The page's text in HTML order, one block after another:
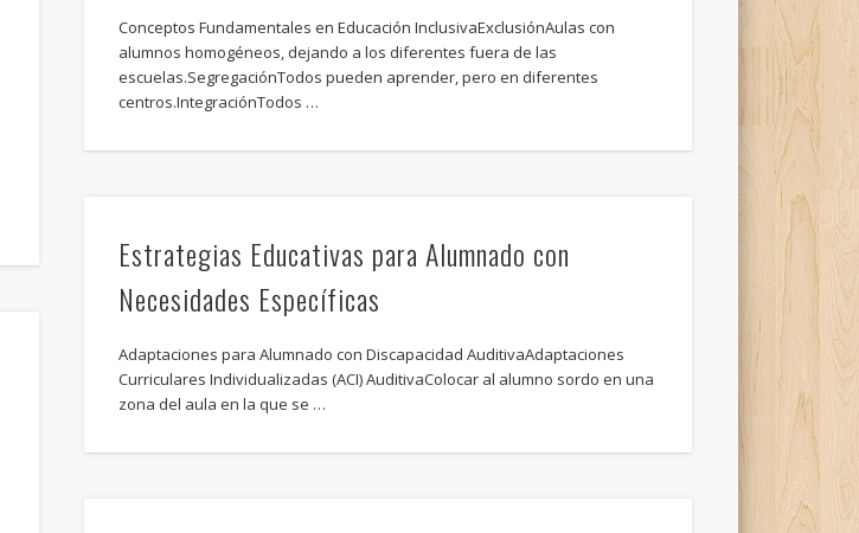
Conceptos Fundamentales en Educación InclusivaExclusiónAulas con
alumnos homogéneos, dejando a los diferentes fuera de las
escuelas.SegregaciónTodos pueden aprender, pero en diferentes
centros.IntegraciónTodos …
Estrategias Educativas para Alumnado con
Necesidades Específicas
Adaptaciones para Alumnado con Discapacidad AuditivaAdaptaciones
Curriculares Individualizadas (ACI) AuditivaColocar al alumno sordo en una
zona del aula en la que se …